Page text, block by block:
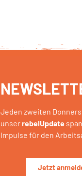
Jeden zweiten
unserrebelUpdate
Impulse für den
Jetzt